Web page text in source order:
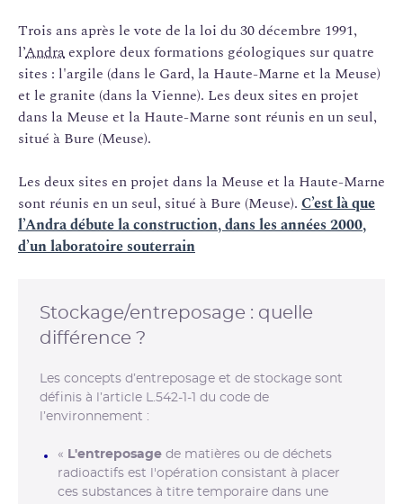
Trois ans après le vote de la loi du 30 décembre 1991,
l’Andraexplore deux formations géologiques sur quatre
sites : l'argile (dans le Gard, la Haute-Marne et la Meuse)
et le granite (dans la Vienne). Les deux sites en projet
dans la Meuse et la Haute-Marne sont réunis en un seul,
situé à Bure (Meuse).
Les deux sites en projet dans la Meuse et la Haute-Marne
sont réunis en un seul, situé à Bure (Meuse). C’est là que
l’Andra débute la construction, dans les années 2000,
d’un laboratoire souterrain
Stockage/entreposage : quelle
différence ?
Les concepts d’entreposage et de stockage sont
définis à l’article L.542-1-1 du code de
l’environnement :
« L'entreposage de matières ou de déchets
radioactifs est l'opération consistant à placer
ces substances à titre temporaire dans une